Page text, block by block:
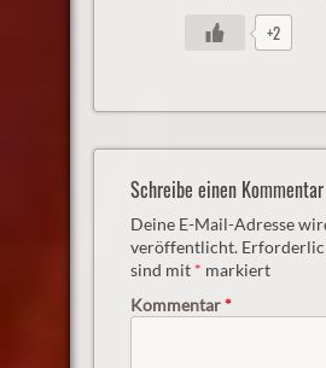
+2
Schreibe einen Kommentar
Deine E-Mail-Adresse
veröffentlicht.
sind mit * markiert
Kommentar*